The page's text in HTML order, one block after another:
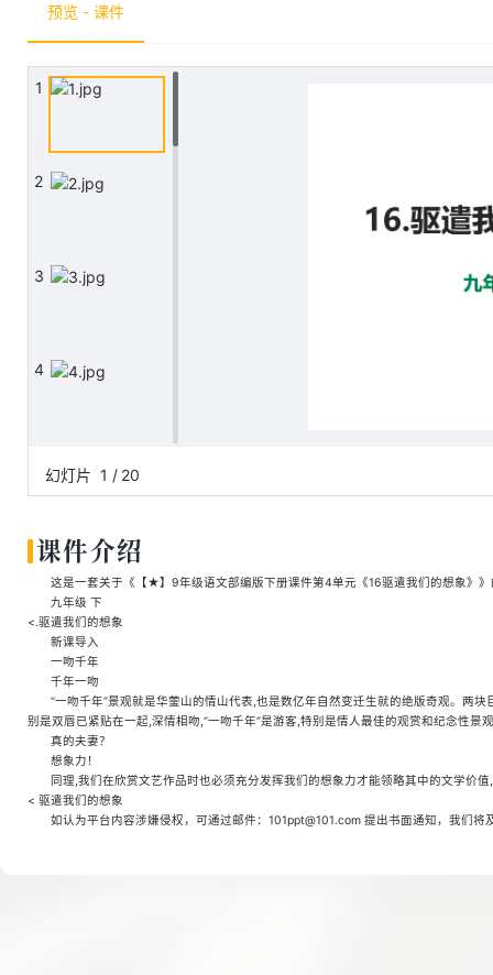
预览 - 课件
1
2
3
4
6
幻灯片 1 / 20
课件介绍
这是一套关于《【★】9年级语文部编版下册课件第4单元《16驱遣我们的想象》
九年级 下
<.驱遣我们的想象
新课导入
一吻千年
千年一吻
“一吻千年”景观就是华蓥山的情山代表,也是数亿年自然变迁生就的绝版奇观。两
别是双唇已紧贴在一起,深情相吻,“一吻千年”是游客,特别是情人最佳的观赏和纪念性景
真的夫妻？
想象力！
同理,我们在欣赏文艺作品时也必须充分发挥我们的想象力才能领略其中的文学价
< 驱遣我们的想象
如认为平台内容涉嫌侵权，可通过邮件：101ppt@101.com 提出书面通知，我们将